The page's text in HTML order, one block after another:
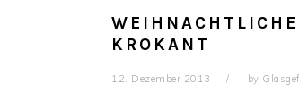
KROKANT
12. Dezember 2013 by